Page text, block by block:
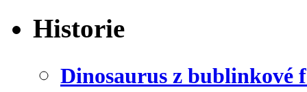
Historie
Dinosaurus z bublinkové